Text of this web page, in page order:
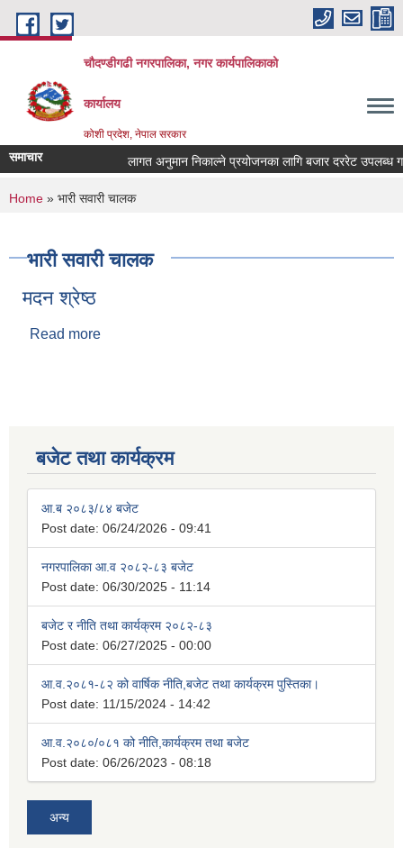
Skip to main content
चौदण्डीगढी नगरपालिका, नगर कार्यपालिकाको
कार्यालय
कोशी प्रदेश, नेपाल सरकार
समाचार लागत अनुमान निकाल्ने प्रयोजनका लागि बजार दररेट उपलब्ध
खोपकर्ता (भ्याक्सिनेटर) आवश्यकता सम्वन्धी सूचना।
You are here
Home » भारी सवारी चालक
भारी सवारी चालक
मदन श्रेष्ठ
Read more
बजेट तथा कार्यक्रम
आ.ब २०८३/८४ बजेट
Post date: 06/24/2026 - 09:41
नगरपालिका आ.व २०८२-८३ बजेट
Post date: 06/30/2025 - 11:14
बजेट र नीति तथा कार्यक्रम २०८२-८३
Post date: 06/27/2025 - 00:00
आ.व.२०८१-८२ को वार्षिक नीति,बजेट तथा कार्यक्रम पुस्तिका।
Post date: 11/15/2024 - 14:42
आ.व.२०८०/०८१ को नीति,कार्यक्रम तथा बजेट
Post date: 06/26/2023 - 08:18
अन्य